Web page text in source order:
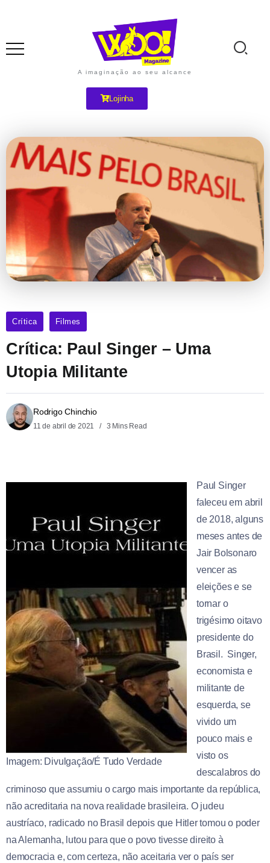
A imaginação ao seu alcance
Lojinha
Crítica Filmes
Crítica: Paul Singer – Uma
Utopia Militante
Rodrigo Chinchio
11 de abril de 2021 3 Mins Read
Imagem: Divulgação/É Tudo Verdade
Paul Singer
faleceu em abril
de 2018, alguns
meses antes de
Jair Bolsonaro
vencer as
eleições e se
tornar o
trigésimo oitavo
presidente do
Brasil. Singer,
economista e
militante de
esquerda, se
vivido um
pouco mais e
visto os
descalabros do
criminoso que assumiu o cargo mais importante da república,
não acreditaria na nova realidade brasileira. O judeu
austríaco, radicado no Brasil depois que Hitler tomou o poder
na Alemanha, lutou para que o povo tivesse direito à
democracia e, com certeza, não aceitaria ver o país ser